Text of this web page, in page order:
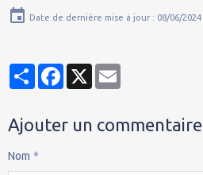
Date de dernière mise à jour : 08/06/2024
PartagerFacebook
X
Ajouter un commentaire
Nom